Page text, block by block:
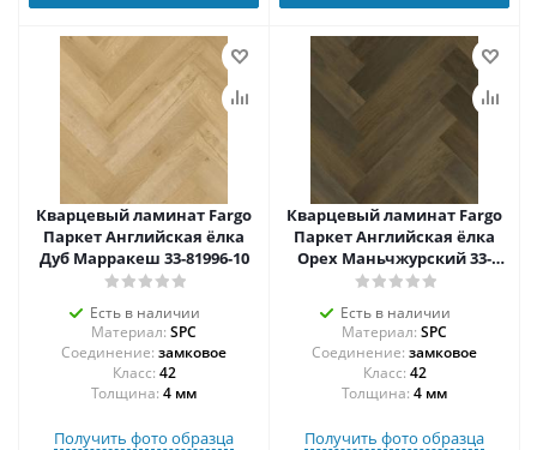
Кварцевый ламинат Fargo
Паркет Английская ёлка
Дуб Марракеш 33-81996-10
Есть в наличии
Материал: SPC
Соединение: замковое
42
Толщина: 4 мм
Получить фото образца
Кварцевый ламинат Fargo
Паркет Английская ёлка
Орех Маньчжурский 33-
2022-2
Есть в наличии
Материал: SPC
Соединение: замковое
42
Толщина: 4 мм
Получить фото образца